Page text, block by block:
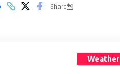
Share
Weather